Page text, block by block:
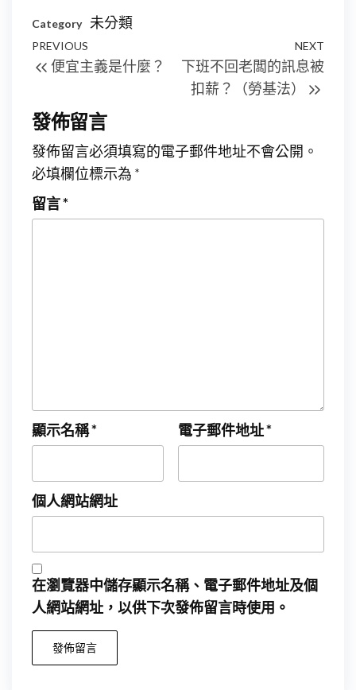
Category 未分類
文
章
覽
Previous
Post
PREVIOUS
便宜主義是什麼？
Post
NEXT
下班不回老闆的訊息被
扣薪？（勞基法）
發佈留言
發佈留言必須填寫的電子郵件地址不會公開。
必填欄位標示為 *
留言*
顯示名稱* 電子郵件地址*
個人網站網址
在瀏覽器中儲存顯示名稱、電子郵件地址及個
人網站網址，以供下次發佈留言時使用。